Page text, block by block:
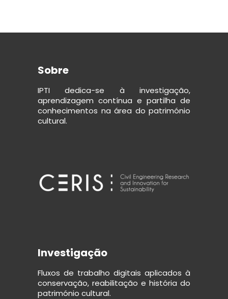
Sobre
IPTI dedica-se à investigação,
aprendizagem contínua e partilha de
conhecimentos na área do património
cultural.
Investigação
Fluxos de trabalho digitais aplicados à
conservação, reabilitação e história do
património cultural.